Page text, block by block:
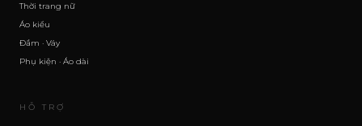
Thời trang nữ
Áo kiểu
Đầm · Váy
Phụ kiện · Áo dài
HỖ TRỢ